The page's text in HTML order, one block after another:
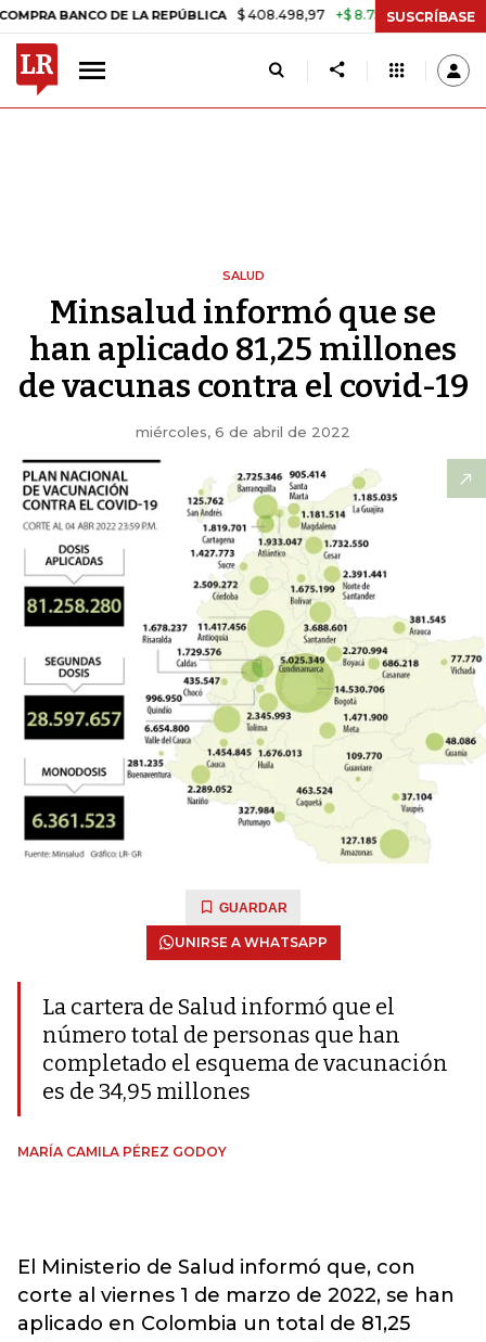
BANCO DE LA REPÚBLICA $ 408.498,97 +$ 8.753,81 +2,19% TASA
SUSCRÍBASE
SALUD
Minsalud informó que se
han aplicado 81,25 millones
de vacunas contra el covid-19
miércoles, 6 de abril de 2022
GUARDAR
UNIRSE A WHATSAPP
La cartera de Salud informó que el
número total de personas que han
completado el esquema de vacunación
es de 34,95 millones
MARÍA CAMILA PÉREZ GODOY
El Ministerio de Salud informó que, con
corte al viernes 1 de marzo de 2022, se han
aplicado en Colombia un total de 81,25